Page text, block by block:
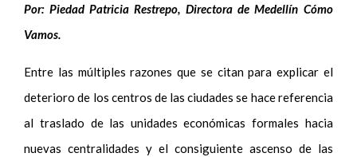
Por: Piedad Patricia Restrepo, Directora de Medellín Cómo
Vamos.
Entre las múltiples razones que se citan para explicar el
deterioro de los centros de las ciudades se hace referencia
al traslado de las unidades económicas formales hacia
nuevas centralidades y el consiguiente ascenso de las